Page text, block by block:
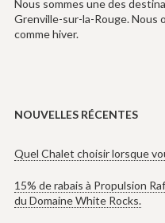
Nous sommes une des
Grenville-sur-la-Rouge.
comme hiver.
NOUVELLES RÉCENTES
Quel Chalet choisir lorsque
15% de rabais à Propulsion
du Domaine White Rocks.